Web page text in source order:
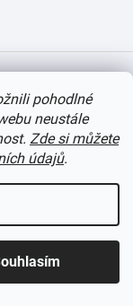
pohodlné
neustále
Zde si můžete
údajů.
nastavení cookies